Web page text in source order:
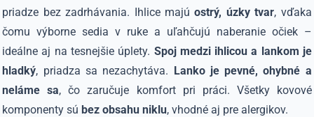
priadze bez zadrhávania. Ihlice majúostrý, úzky tvar, vďaka
čomu výborne sedia v ruke a uľahčujú naberanie očiek –
ideálne aj na tesnejšie úplety. Spoj medzi ihlicou a lankom je
hladký, priadza sa nezachytáva. Lanko je pevné, ohybné a
neláme sa, čo zaručuje komfort pri práci. Všetky kovové
komponenty súbez obsahu niklu, vhodné aj pre alergikov.